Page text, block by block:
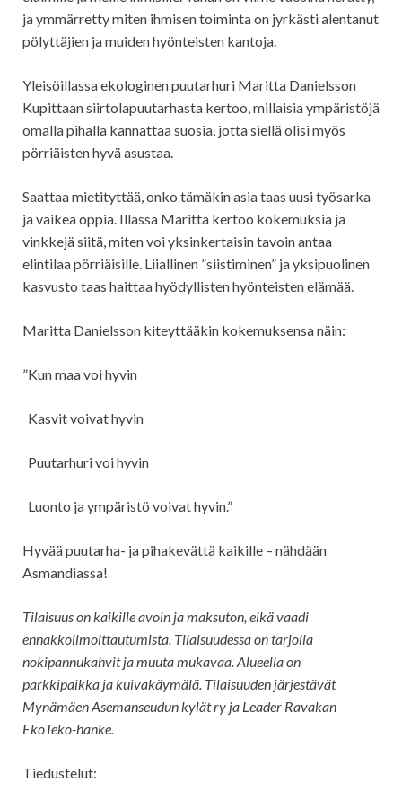
ja ymmärretty miten ihmisen toiminta on jyrkästi alentanut
pölyttäjien ja muiden hyönteisten kantoja.
Yleisöillassa ekologinen puutarhuri Maritta Danielsson
Kupittaan siirtolapuutarhasta kertoo, millaisia ympäristöjä
omalla pihalla kannattaa suosia, jotta siellä olisi myös
pörriäisten hyvä asustaa.
Saattaa mietityttää, onko tämäkin asia taas uusi työsarka
ja vaikea oppia. Illassa Maritta kertoo kokemuksia ja
vinkkejä siitä, miten voi yksinkertaisin tavoin antaa
elintilaa pörriäisille. Liiallinen ”siistiminen” ja yksipuolinen
kasvusto taas haittaa hyödyllisten hyönteisten elämää.
Maritta Danielsson kiteyttääkin kokemuksensa näin:
”Kun maa voi hyvin
Kasvit voivat hyvin
Puutarhuri voi hyvin
Luonto ja ympäristö voivat hyvin.”
Hyvää puutarha- ja pihakevättä kaikille – nähdään
Asmandiassa!
Tilaisuus on kaikille avoin ja maksuton, eikä vaadi
ennakkoilmoittautumista. Tilaisuudessa on tarjolla
nokipannukahvit ja muuta mukavaa. Alueella on
parkkipaikka ja kuivakäymälä. Tilaisuuden järjestävät
Mynämäen Asemanseudun kylät ry ja Leader Ravakan
EkoTeko-hanke.
Tiedustelut: